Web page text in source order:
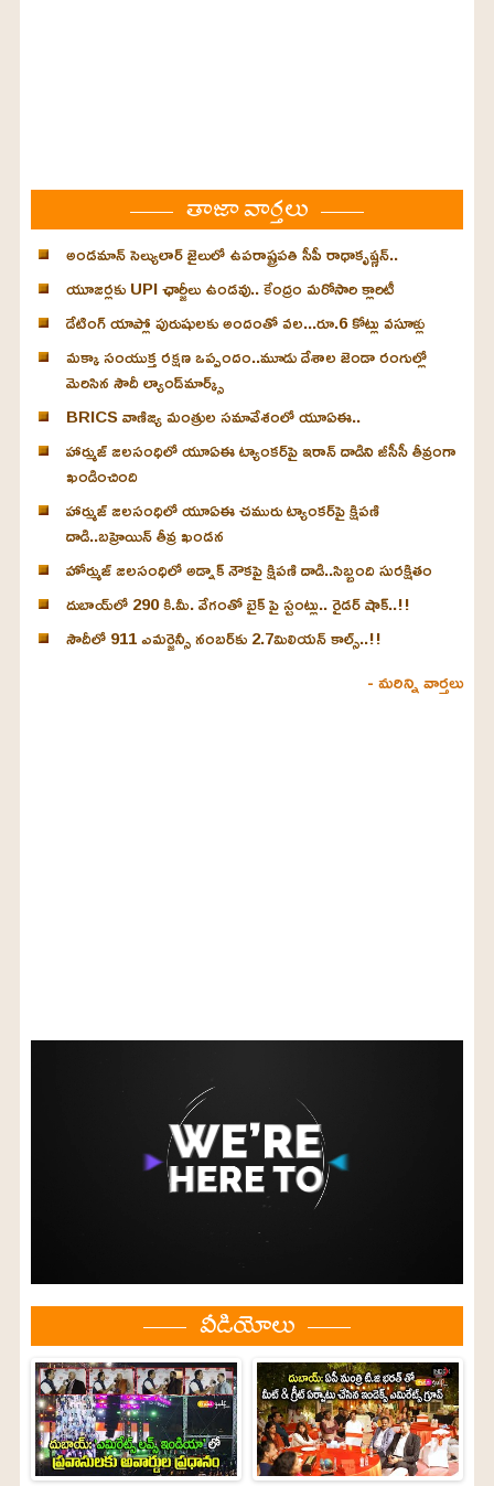
తాజా వార్తలు
అండమాన్ సెల్యులార్ జైలులో ఉపరాష్ట్రపతి సీపీ రాధాకృష్ణన్..
యూజర్లకు UPI ఛార్జీలు ఉండవు.. కేంద్రం మరోసారి క్లారిటీ
డేటింగ్ యాప్లో పురుషులకు అందంతో వల...రూ.6 కోట్లు వసూళ్లు
మక్కా సంయుక్త రక్షణ ఒప్పందం..మూడు దేశాల జెండా రంగుల్లో
మెరిసిన సౌదీ ల్యాండ్‌మార్క్స్
BRICS వాణిజ్య మంత్రుల సమావేశంలో యూఏఈ..
హార్ముజ్ జలసంధిలో యూఏఈ ట్యాంకర్‌పై ఇరాన్ దాడిని జీసీసీ తీవ్రంగా
ఖండించింది
హార్ముజ్ జలసంధిలో యూఏఈ చమురు ట్యాంకర్‌పై క్షిపణి
దాడి..బహ్రెయిన్ తీవ్ర ఖండన
హోర్ముజ్ జలసంధిలో అడ్నాక్ నౌకపై క్షిపణి దాడి..సిబ్బంది సురక్షితం
దుబాయ్‌లో 290 కి.మీ. వేగంతో బైక్‌ పై స్టంట్లు.. రైడర్ షాక్..!!
సౌదీలో 911 ఎమర్జెన్సీ నంబర్‌కు 2.7మిలియన్ కాల్స్..!!
- మరిన్ని వార్తలు
వీడియోలు